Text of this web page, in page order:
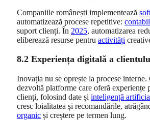
Companiile românești implementează
automatizează procese repetitive:
suport clienți. În 2025, automatizarea
eliberează resurse pentru activități
8.2 Experiența digitală a
Inovația nu se oprește la procese
dezvoltă platforme care oferă experiențe
clienți, folosind date și inteligență
cresc loialitatea și recomandările,
organic și creștere pe termen lung.